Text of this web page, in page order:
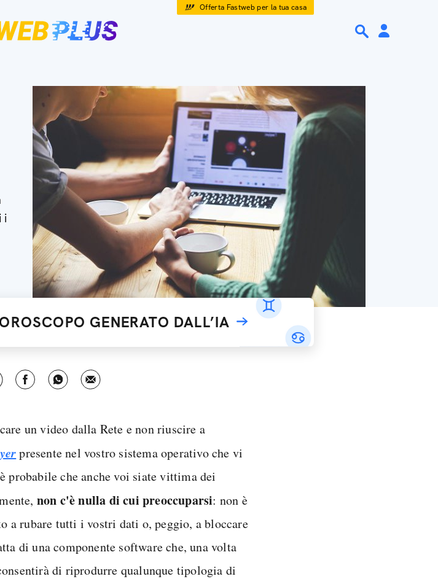
Offerta Fastweb per la tua casa
i
GENERATO DALL’IA
un video dalla Rete e non riuscire a
presente nel vostro sistema operativo che vi
probabile che anche voi siate vittima dei
non c'è nulla di cui preoccuparsi: non è
a rubare tutti i vostri dati o, peggio, a bloccare
di una componente software che, una volta
di riprodurre qualunque tipologia di